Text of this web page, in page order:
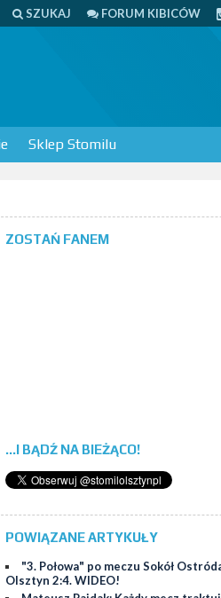
SZUKAJ FORUM KIBICÓW
Sklep Stomilu
ZOSTAŃ FANEM
...I BĄDŹ NA BIEŻĄCO!
POWIĄZANE ARTYKUŁY
"3. Połowa" po meczu Sokół
Olsztyn 2:4. WIDEO!